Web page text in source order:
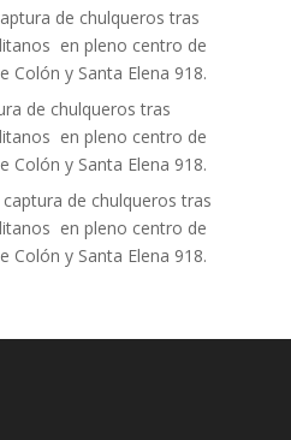
de chulqueros tras
en pleno centro de
Colón y Santa Elena 918.
de chulqueros tras
en pleno centro de
Colón y Santa Elena 918.
de chulqueros tras
en pleno centro de
Colón y Santa Elena 918.